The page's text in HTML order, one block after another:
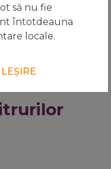
constant
de IBD.
să nu fie
întotdeauna
locale.
LEȘIRE